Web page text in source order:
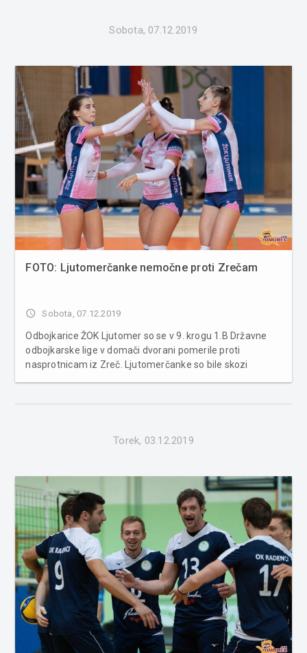
Sobota, 07.12.2019
FOTO: Ljutomerčanke nemočne proti Zrečam
access_time Sobota, 07.12.2019
Odbojkarice ŽOK Ljutomer so se v 9. krogu 1.B Državne
odbojkarske lige v domači dvorani pomerile proti
nasprotnicam iz Zreč. Ljutomerčanke so bile skozi
Torek, 03.12.2019